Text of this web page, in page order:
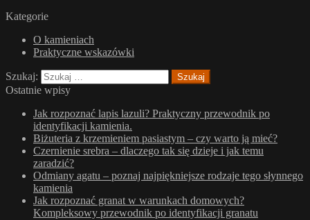
Kategorie
O kamieniach
Praktyczne wskazówki
Szukaj:
Ostatnie wpisy
Jak rozpoznać lapis lazuli? Praktyczny przewodnik po
identyfikacji kamienia.
Biżuteria z krzemieniem pasiastym – czy warto ją mieć?
Czernienie srebra – dlaczego tak się dzieje i jak temu
zaradzić?
Odmiany agatu – poznaj najpiękniejsze rodzaje tego słynnego
kamienia
Jak rozpoznać granat w warunkach domowych?
Kompleksowy przewodnik po identyfikacji granatu